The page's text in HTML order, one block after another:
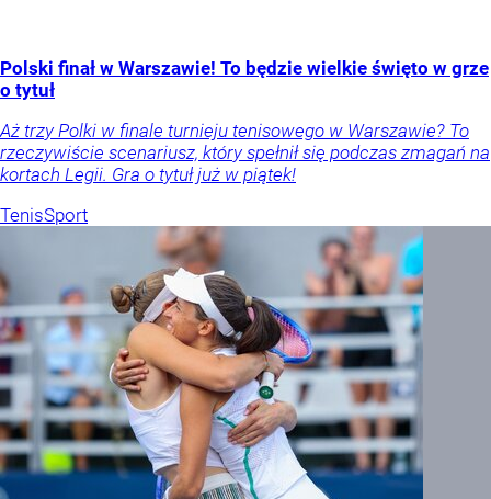
Polski finał w Warszawie! To będzie wielkie święto w grze
o tytuł
Aż trzy Polki w finale turnieju tenisowego w Warszawie? To
rzeczywiście scenariusz, który spełnił się podczas zmagań na
kortach Legii. Gra o tytuł już w piątek!
TenisSport